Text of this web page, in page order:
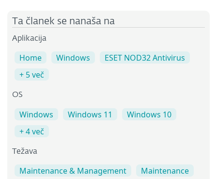
Ta članek se nanaša na
Aplikacija
Home Windows
ESET NOD32 Antivirus
+ 5 več
OS
Windows Windows 11
Windows 10
+ 4 več
Težava
Maintenance & Management
Maintenance